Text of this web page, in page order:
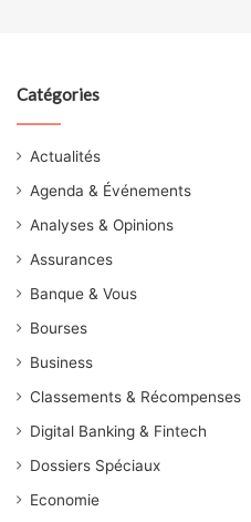
Catégories
Actualités
Agenda & Événements
Analyses & Opinions
Assurances
Banque & Vous
Bourses
Business
Classements & Récompenses
Digital Banking & Fintech
Dossiers Spéciaux
Economie